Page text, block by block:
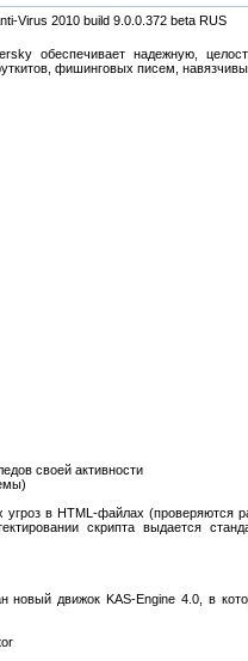
обеспечивает надежную,
фишинговых писем,
своей активности
угроз в HTML-файлах
скрипта выдается
движок KAS-Engine 4.0, в